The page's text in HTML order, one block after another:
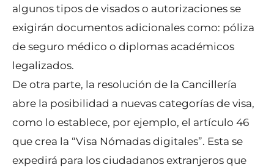
algunos tipos de visados o autorizaciones se
exigirán documentos adicionales como: póliza
de seguro médico o diplomas académicos
legalizados.
De otra parte, la resolución de la Cancillería
abre la posibilidad a nuevas categorías de visa,
como lo establece, por ejemplo, el artículo 46
que crea la “Visa Nómadas digitales”. Esta se
expedirá para los ciudadanos extranjeros que